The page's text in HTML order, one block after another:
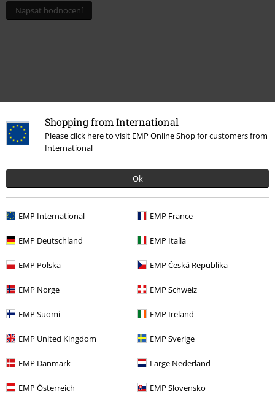
Shopping from International
Please click here to visit EMP Online Shop for customers from
International
Ok
EMP International EMP France
EMP Deutschland EMP Italia
EMP Polska EMP Česká Republika
EMP Norge EMP Schweiz
EMP Suomi EMP Ireland
EMP United Kingdom EMP Sverige
EMP Danmark Large Nederland
EMP Österreich EMP Slovensko
Napsat hodnocení
Oblečení & doplňky Spodní prádlo Boxers
Témata Basic Oblečení Spodní prádlo